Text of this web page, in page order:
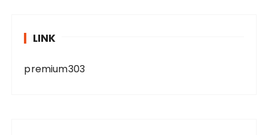
LINK
premium303